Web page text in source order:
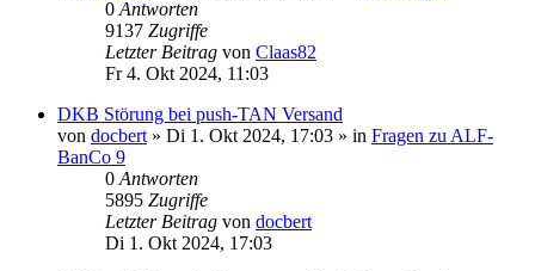
0 Antworten
9137 Zugriffe
Letzter Beitrag von Claas82
Fr 4. Okt 2024, 11:03
DKB Störung bei push-TAN Versand
von docbert » Di 1. Okt 2024, 17:03 » in Fragen zu ALF-
BanCo 9
0 Antworten
5895 Zugriffe
Letzter Beitrag von docbert
Di 1. Okt 2024, 17:03